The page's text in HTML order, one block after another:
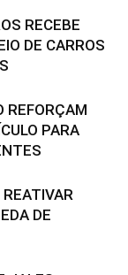
RECEBE
DE CARROS
REFORÇAM
PARA
DE